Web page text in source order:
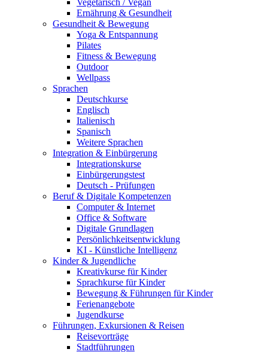
Vegetarisch / Vegan
Ernährung & Gesundheit
Gesundheit & Bewegung
Yoga & Entspannung
Pilates
Fitness & Bewegung
Outdoor
Wellpass
Sprachen
Deutschkurse
Englisch
Italienisch
Spanisch
Weitere Sprachen
Integration & Einbürgerung
Integrationskurse
Einbürgerungstest
Deutsch - Prüfungen
Beruf & Digitale Kompetenzen
Computer & Internet
Office & Software
Digitale Grundlagen
Persönlichkeitsentwicklung
KI - Künstliche Intelligenz
Kinder & Jugendliche
Kreativkurse für Kinder
Sprachkurse für Kinder
Bewegung & Führungen für Kinder
Ferienangebote
Jugendkurse
Führungen, Exkursionen & Reisen
Reisevorträge
Stadtführungen